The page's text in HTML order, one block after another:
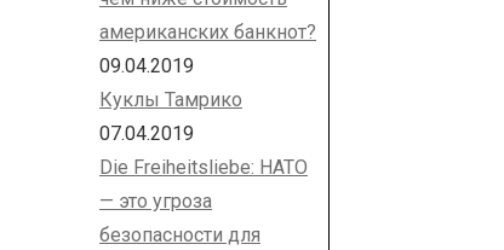
американских банкнот?
09.04.2019
Куклы Тамрико
07.04.2019
Die Freiheitsliebe: НАТО
— это угроза
безопасности для